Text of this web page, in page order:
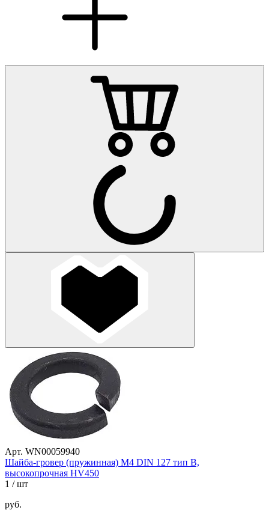
Арт. WN00059940
Шайба-гровер (пружинная) М4 DIN 127 тип B,
высокопрочная HV450
1 / шт
руб.